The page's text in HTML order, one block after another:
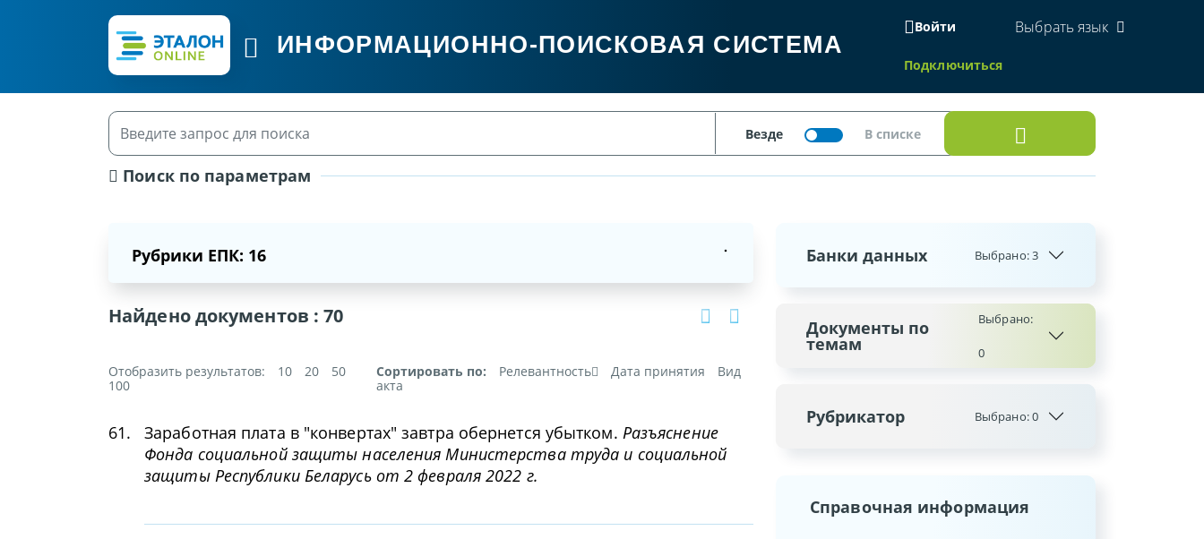
ИНФОРМАЦИОННО-ПОИСКОВАЯ СИСТЕМА
Войти
Подключиться
Выбрать язык
Поиск по параметрам
Рубрики ЕПК: 16
Найдено документов :70
Отобразить результатов: 10 20
50
100
Сортировать по: Релевантность Дата принятия
Вид
акта
61. Заработная плата в "конвертах" завтра обернется убытком. Разъяснение
Фонда социальной защиты населения Министерства труда и социальной
защиты Республики Беларусь от 2 февраля 2022 г.
Банки данных Выбрано:3
Документы по
темам
Выбрано:
0
Рубрикатор Выбрано:0
Справочная информация